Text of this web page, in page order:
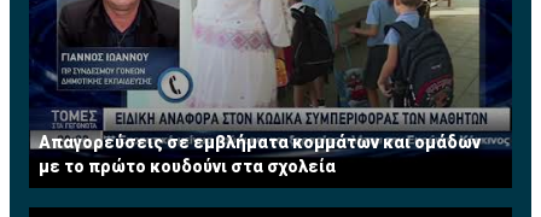
Απαγορεύσεις σε εμβλήματα κομμάτων και ομάδων
με το πρώτο κουδούνι στα σχολεία